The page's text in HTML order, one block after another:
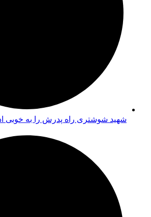
شهید شوشتری راه پدرش را به خوبی